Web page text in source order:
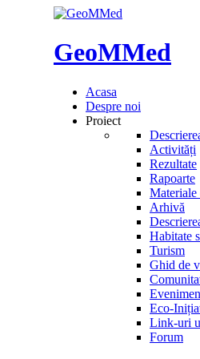
GeoMMed
Acasa
Despre noi
Proiect
Activități
Rezultate
Rapoarte
Materiale
Arhivă
Habitate
Turism
Ghid de
Eco-
Link-uri
Forum